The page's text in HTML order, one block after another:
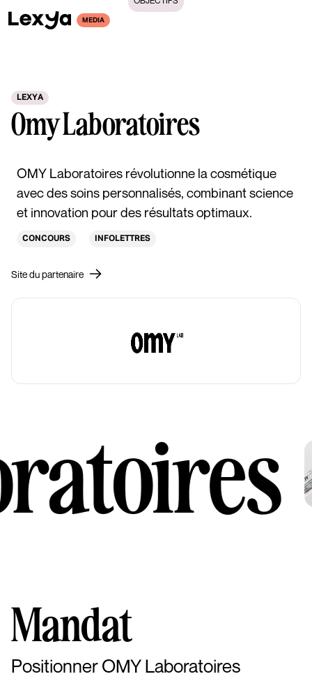
MEDIA
LEXYA
Omy Laboratoires
OMY Laboratoires révolutionne la cosmétique
avec des soins personnalisés, combinant science
et innovation pour des résultats optimaux.
CONCOURS INFOLETTRES
Site du partenaire
Mandat
Positionner OMY Laboratoires